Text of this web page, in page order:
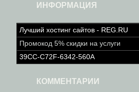
ИНФОРМАЦИЯ
Лучший хостинг сайтов - REG.RU
Промокод 5% скидки на услуги
39CC-C72F-6342-560A
КОММЕНТАРИИ